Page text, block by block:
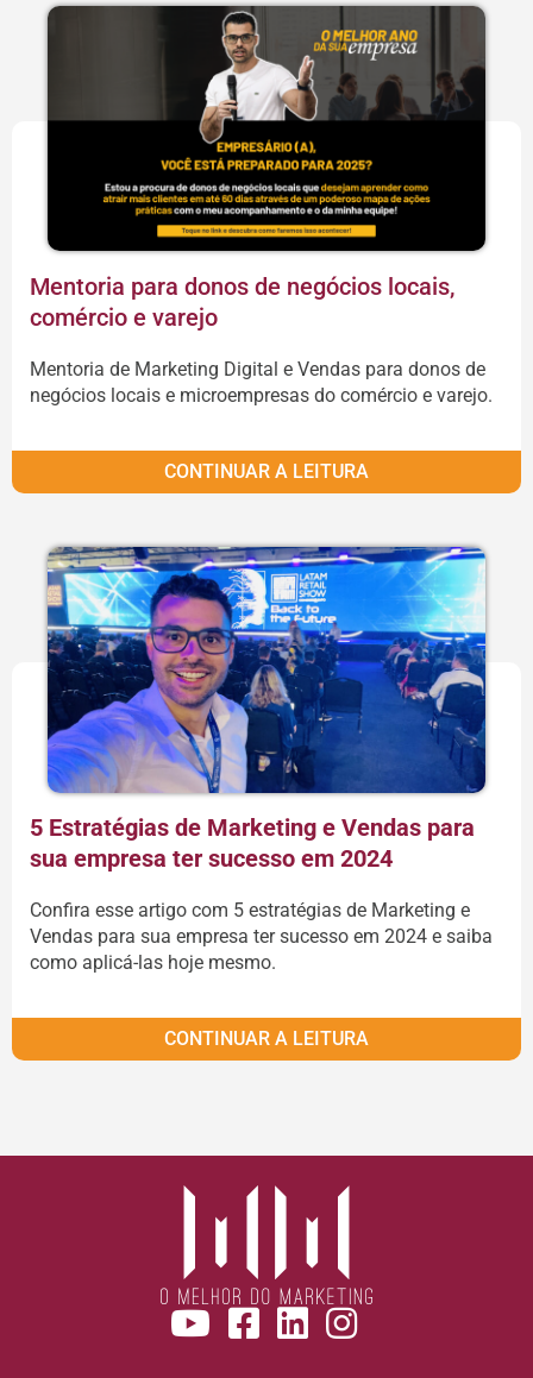
Mentoria para donos de negócios locais,
comércio e varejo
Mentoria de Marketing Digital e Vendas para donos de
negócios locais e microempresas do comércio e varejo.
CONTINUAR A LEITURA
5 Estratégias de Marketing e Vendas para
sua empresa ter sucesso em 2024
Confira esse artigo com 5 estratégias de Marketing e
Vendas para sua empresa ter sucesso em 2024 e saiba
como aplicá-las hoje mesmo.
CONTINUAR A LEITURA